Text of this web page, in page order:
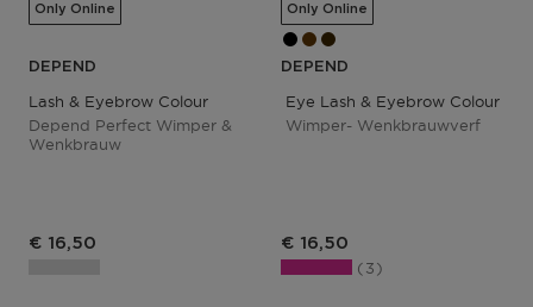
Only Online
DEPEND
Lash & Eyebrow Colour
Depend Perfect Wimper &
Wenkbrauw
€ 16,50
Only Online
DEPEND
Eye Lash & Eyebrow Colour
Wimper- Wenkbrauwverf
€ 16,50
3